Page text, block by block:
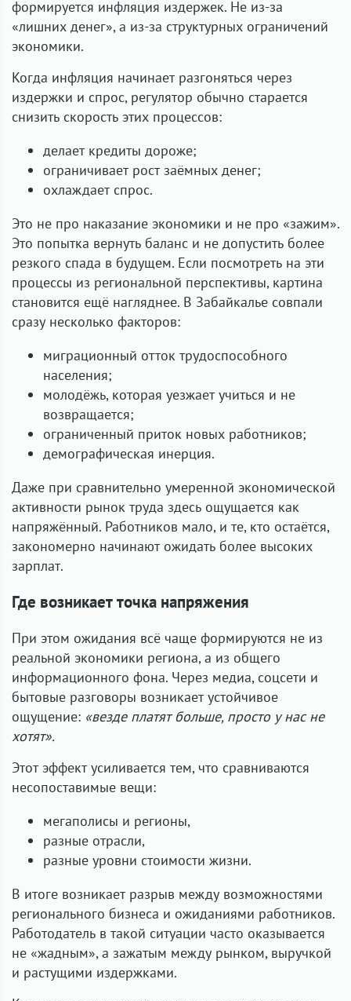
формируется инфляция издержек. Не из-за
«лишних денег», а из-за структурных ограничений
экономики.
Когда инфляция начинает разгоняться через
издержки и спрос, регулятор обычно старается
снизить скорость этих процессов:
делает кредиты дороже;
ограничивает рост заёмных денег;
охлаждает спрос.
Это не про наказание экономики и не про «зажим».
Это попытка вернуть баланс и не допустить более
резкого спада в будущем. Если посмотреть на эти
процессы из региональной перспективы, картина
становится ещё нагляднее. В Забайкалье совпали
сразу несколько факторов:
миграционный отток трудоспособного
населения;
молодёжь, которая уезжает учиться и не
возвращается;
ограниченный приток новых работников;
демографическая инерция.
Даже при сравнительно умеренной экономической
активности рынок труда здесь ощущается как
напряжённый. Работников мало, и те, кто остаётся,
закономерно начинают ожидать более высоких
зарплат.
Где возникает точка напряжения
При этом ожидания всё чаще формируются не из
реальной экономики региона, а из общего
информационного фона. Через медиа, соцсети и
бытовые разговоры возникает устойчивое
ощущение: «везде платят больше, просто у нас не
хотят».
Этот эффект усиливается тем, что сравниваются
несопоставимые вещи:
мегаполисы и регионы,
разные отрасли,
разные уровни стоимости жизни.
В итоге возникает разрыв между возможностями
регионального бизнеса и ожиданиями работников.
Работодатель в такой ситуации часто оказывается
не «жадным», а зажатым между рынком, выручкой
и растущими издержками.